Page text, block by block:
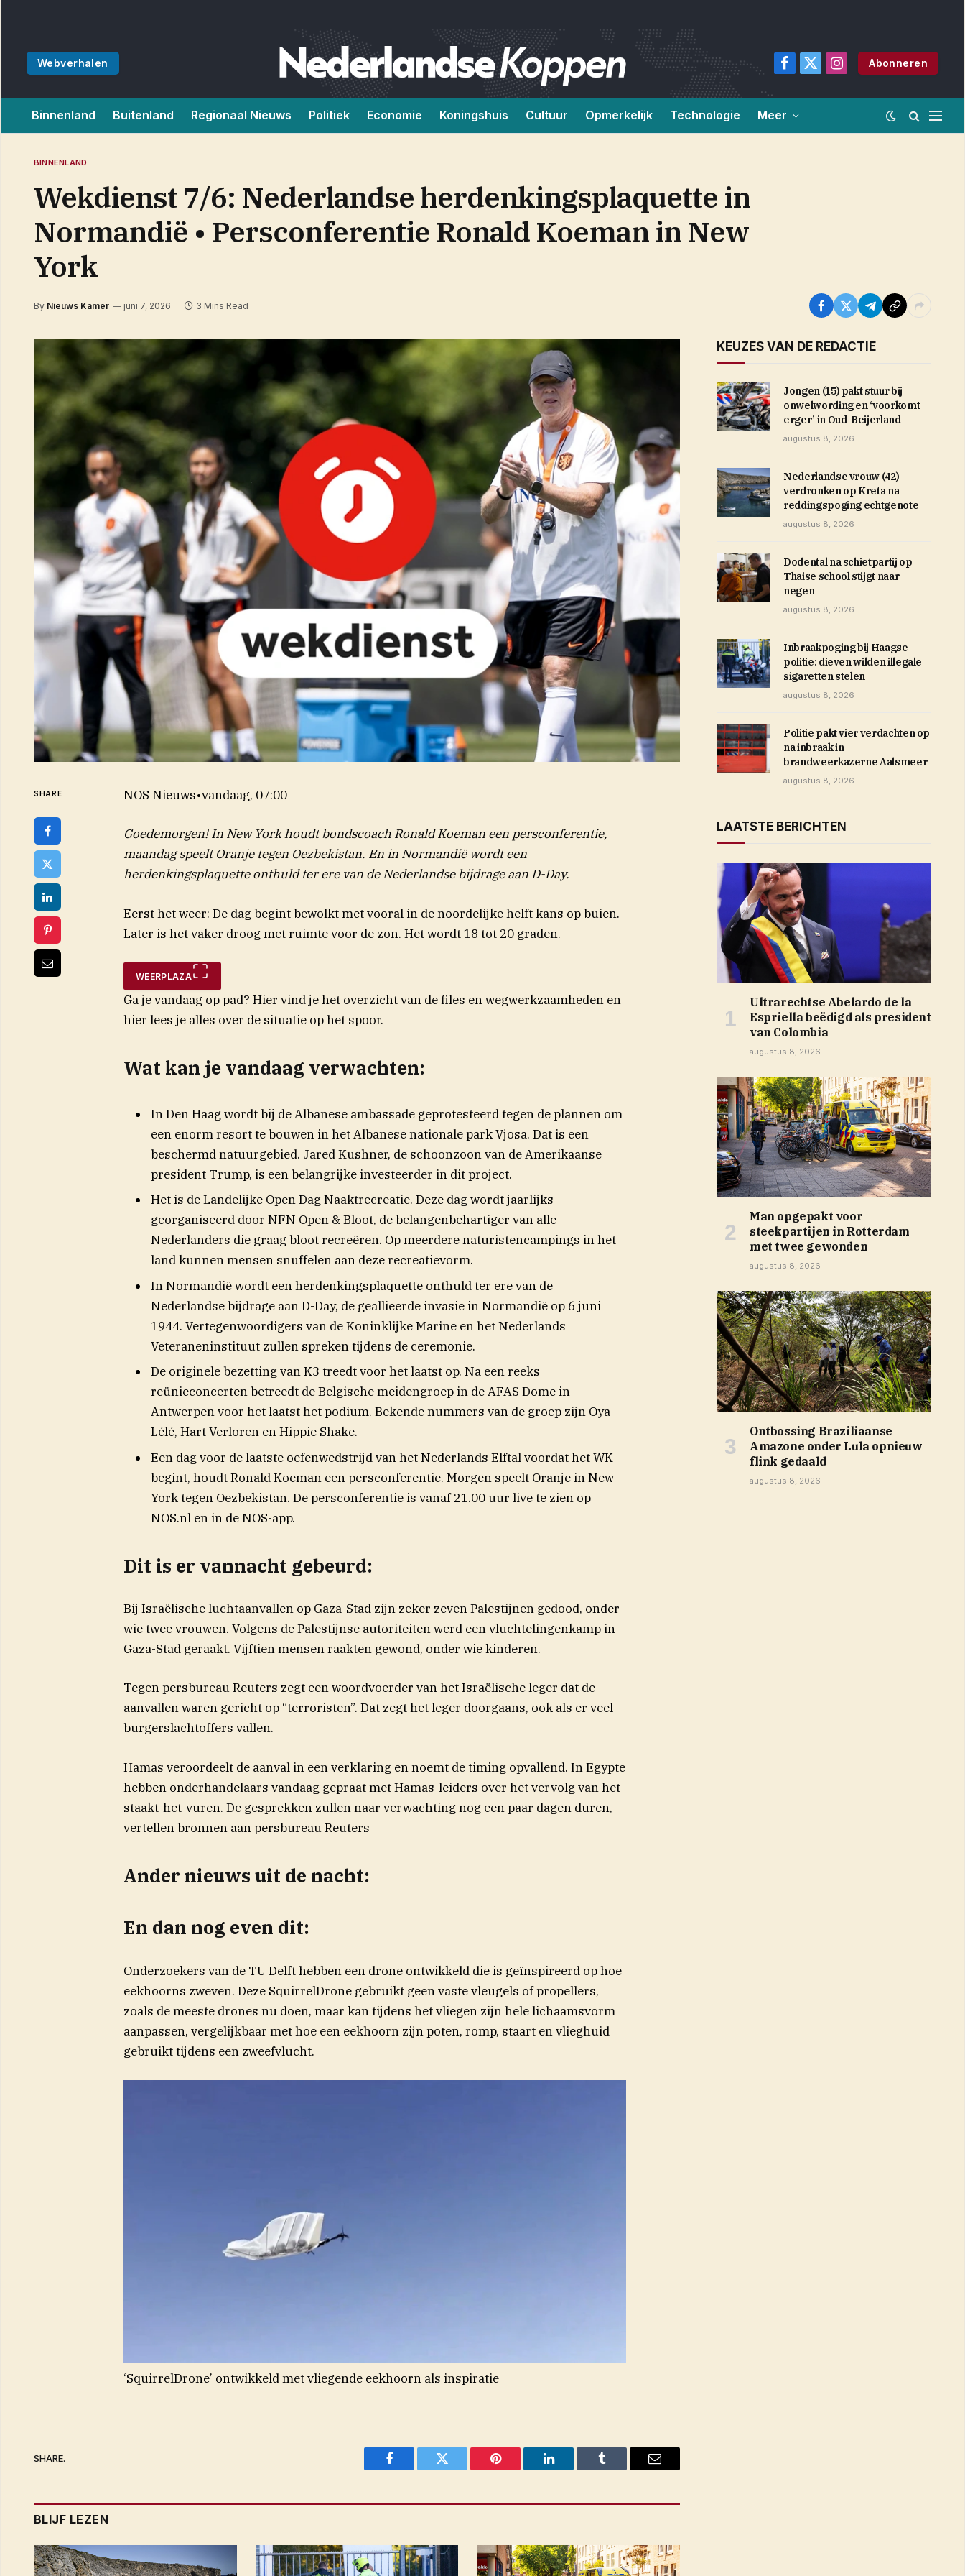
Webverhalen
Facebook
X
Instagram
Abonneren
Binnenland Buitenland Regionaal Nieuws Politiek Economie Koningshuis Cultuur Opmerkelijk Technologie Meer
BINNENLAND
Wekdienst 7/6: Nederlandse herdenkingsplaquette in
Normandië • Persconferentie Ronald Koeman in New
York
By Nieuws Kamer juni 7, 2026 3 Mins Read
SHARE NOS Nieuws•vandaag, 07:00
Goedemorgen! In New York houdt bondscoach Ronald Koeman een persconferentie,
maandag speelt Oranje tegen Oezbekistan. En in Normandië wordt een
herdenkingsplaquette onthuld ter ere van de Nederlandse bijdrage aan D-Day.
Eerst het weer: De dag begint bewolkt met vooral in de noordelijke helft kans op buien.
Later is het vaker droog met ruimte voor de zon. Het wordt 18 tot 20 graden.
WEERPLAZA
Ga je vandaag op pad? Hier vind je het overzicht van de files en wegwerkzaamheden en
hier lees je alles over de situatie op het spoor.
Wat kan je vandaag verwachten:
In Den Haag wordt bij de Albanese ambassade geprotesteerd tegen de plannen om
een enorm resort te bouwen in het Albanese nationale park Vjosa. Dat is een
beschermd natuurgebied. Jared Kushner, de schoonzoon van de Amerikaanse
president Trump, is een belangrijke investeerder in dit project.
Het is de Landelijke Open Dag Naaktrecreatie. Deze dag wordt jaarlijks
georganiseerd door NFN Open & Bloot, de belangenbehartiger van alle
Nederlanders die graag bloot recreëren. Op meerdere naturistencampings in het
land kunnen mensen snuffelen aan deze recreatievorm.
In Normandië wordt een herdenkingsplaquette onthuld ter ere van de
Nederlandse bijdrage aan D-Day, de geallieerde invasie in Normandië op 6 juni
1944. Vertegenwoordigers van de Koninklijke Marine en het Nederlands
Veteraneninstituut zullen spreken tijdens de ceremonie.
De originele bezetting van K3 treedt voor het laatst op. Na een reeks
reünieconcerten betreedt de Belgische meidengroep in de AFAS Dome in
Antwerpen voor het laatst het podium. Bekende nummers van de groep zijn Oya
Lélé, Hart Verloren en Hippie Shake.
Een dag voor de laatste oefenwedstrijd van het Nederlands Elftal voordat het WK
begint, houdt Ronald Koeman een persconferentie. Morgen speelt Oranje in New
York tegen Oezbekistan. De persconferentie is vanaf 21.00 uur live te zien op
NOS.nl en in de NOS-app.
Dit is er vannacht gebeurd:
Bij Israëlische luchtaanvallen op Gaza-Stad zijn zeker zeven Palestijnen gedood, onder
wie twee vrouwen. Volgens de Palestijnse autoriteiten werd een vluchtelingenkamp in
Gaza-Stad geraakt. Vijftien mensen raakten gewond, onder wie kinderen.
Tegen persbureau Reuters zegt een woordvoerder van het Israëlische leger dat de
aanvallen waren gericht op “terroristen”. Dat zegt het leger doorgaans, ook als er veel
burgerslachtoffers vallen.
Hamas veroordeelt de aanval in een verklaring en noemt de timing opvallend. In Egypte
hebben onderhandelaars vandaag gepraat met Hamas-leiders over het vervolg van het
staakt-het-vuren. De gesprekken zullen naar verwachting nog een paar dagen duren,
vertellen bronnen aan persbureau Reuters
Ander nieuws uit de nacht:
En dan nog even dit:
Onderzoekers van de TU Delft hebben een drone ontwikkeld die is geïnspireerd op hoe
eekhoorns zweven. Deze SquirrelDrone gebruikt geen vaste vleugels of propellers,
zoals de meeste drones nu doen, maar kan tijdens het vliegen zijn hele lichaamsvorm
aanpassen, vergelijkbaar met hoe een eekhoorn zijn poten, romp, staart en vlieghuid
gebruikt tijdens een zweefvlucht.
‘SquirrelDrone’ ontwikkeld met vliegende eekhoorn als inspiratie
SHARE.
Facebook Twitter Pinterest LinkedIn Tumblr Email
BLIJF LEZEN
KEUZES VAN DE REDACTIE
Jongen (15) pakt stuur bij
onwelwording en ‘voorkomt
erger’ in Oud-Beijerland
augustus 8, 2026
Nederlandse vrouw (42)
verdronken op Kreta na
reddingspoging echtgenote
augustus 8, 2026
Dodental na schietpartij op
Thaise school stijgt naar
negen
augustus 8, 2026
Inbraakpoging bij Haagse
politie: dieven wilden illegale
sigaretten stelen
augustus 8, 2026
Politie pakt vier verdachten op
na inbraak in
brandweerkazerne Aalsmeer
augustus 8, 2026
LAATSTE BERICHTEN
Ultrarechtse Abelardo de la
Espriella beëdigd als president
van Colombia
augustus 8, 2026
Man opgepakt voor
steekpartijen in Rotterdam
met twee gewonden
augustus 8, 2026
Ontbossing Braziliaanse
Amazone onder Lula opnieuw
flink gedaald
augustus 8, 2026